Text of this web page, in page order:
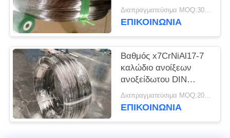
ανοξείδωτου 1,4568
γύρω από το φραγμό
Διαπραγματεύσιμα MOQ:300 ΚΛ
ΕΠΙΚΟΙΝΩΝΊΑ
Βαθμός x7CrNiAl17-7
καλώδιο ανοίξεων
ανοξείδωτου DIN
1,4568 17-7PH
SUS631
Διαπραγματεύσιμα MOQ:200 ΚΛ
ΕΠΙΚΟΙΝΩΝΊΑ